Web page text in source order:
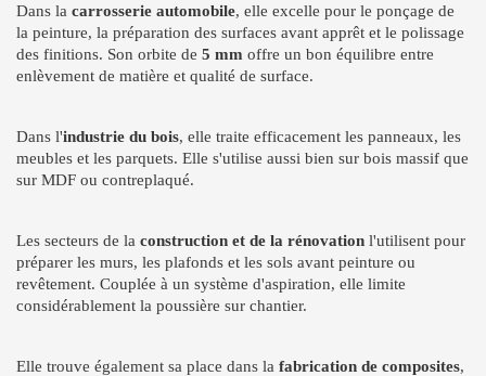
Dans la carrosserie automobile, elle excelle pour le ponçage de
la peinture, la préparation des surfaces avant apprêt et le polissage
des finitions. Son orbite de 5 mm offre un bon équilibre entre
enlèvement de matière et qualité de surface.
Dans l'industrie du bois, elle traite efficacement les panneaux, les
meubles et les parquets. Elle s'utilise aussi bien sur bois massif que
sur MDF ou contreplaqué.
Les secteurs de la construction et de la rénovation l'utilisent pour
préparer les murs, les plafonds et les sols avant peinture ou
revêtement. Couplée à un système d'aspiration, elle limite
considérablement la poussière sur chantier.
Elle trouve également sa place dans la fabrication de composites,